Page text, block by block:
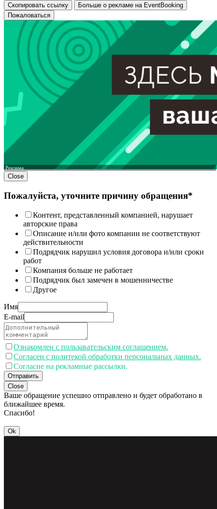
Скопировать ссылку
Больше о рекламе на EventBooking
Пожаловаться
Реклама
Close
Пожалуйста, уточните причину обращения*
Контент, представленный компанией, нарушает
авторские права
Описание и/или фото компании не соответствуют
действительности
Подрядчик нарушил условия договора и/или сроки
работ
Компания больше не работает
Подрядчик был замечен в мошенничестве
Другое
Имя
E-mail
Ознакомлен с пользавательским соглашением.
Согласен с политекой обработки персональных данных.
Согласие на рекламные рассылки.
Отправить
Close
Ваше обращение успешно отправлено и будет обработано в
ближайшее время.
Спасибо!
Ok